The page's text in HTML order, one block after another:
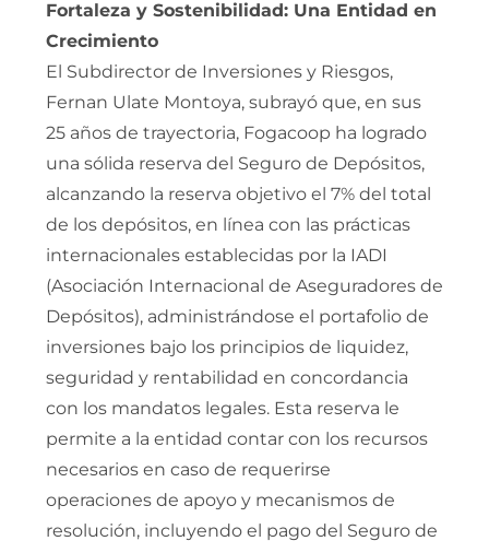
Fortaleza y Sostenibilidad: Una Entidad en
Crecimiento
El Subdirector de Inversiones y Riesgos,
Fernan Ulate Montoya, subrayó que, en sus
25 años de trayectoria, Fogacoop ha logrado
una sólida reserva del Seguro de Depósitos,
alcanzando la reserva objetivo el 7% del total
de los depósitos, en línea con las prácticas
internacionales establecidas por la IADI
(Asociación Internacional de Aseguradores de
Depósitos), administrándose el portafolio de
inversiones bajo los principios de liquidez,
seguridad y rentabilidad en concordancia
con los mandatos legales. Esta reserva le
permite a la entidad contar con los recursos
necesarios en caso de requerirse
operaciones de apoyo y mecanismos de
resolución, incluyendo el pago del Seguro de